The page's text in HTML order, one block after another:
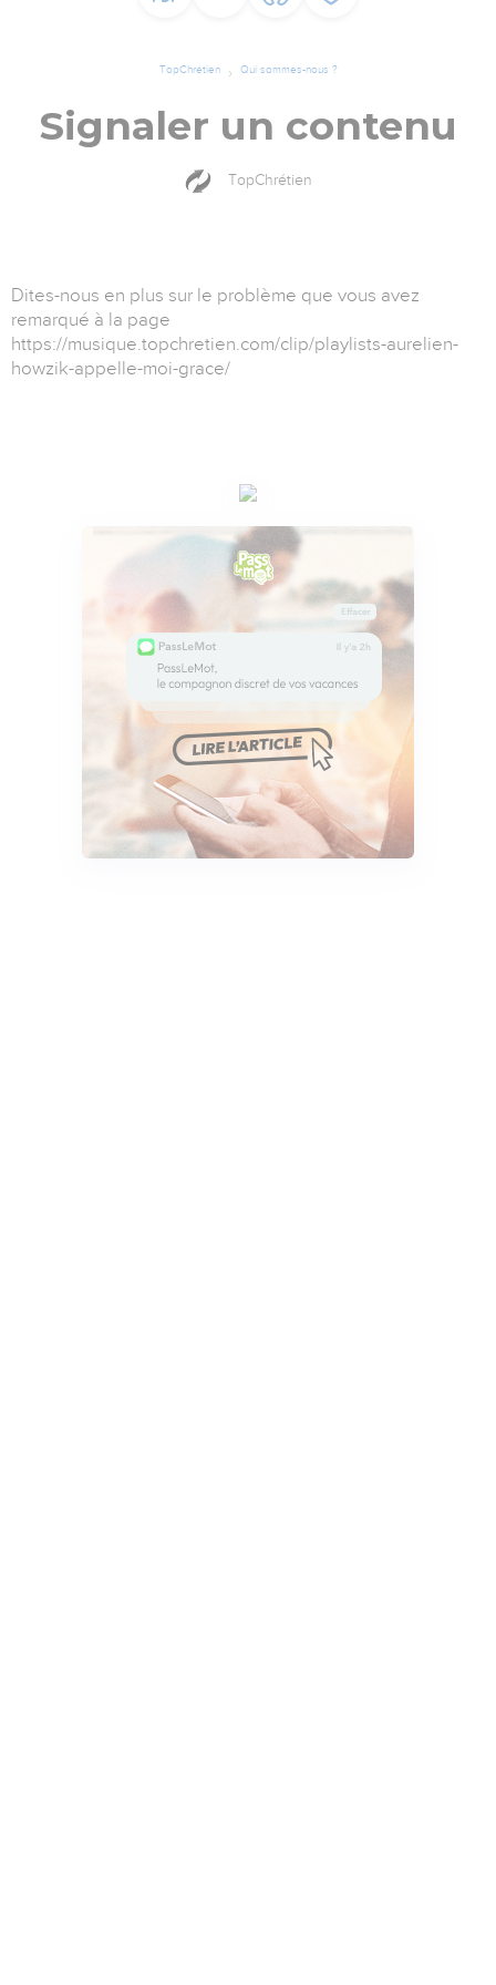
TopChrétien Qui sommes-nous ?
Signaler un contenu
TopChrétien
Dites-nous en plus sur le problème que vous avez
remarqué à la page
https://musique.topchretien.com/clip/playlists-aurelien-
howzik-appelle-moi-grace/